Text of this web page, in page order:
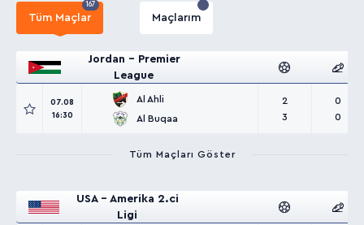
Tüm Maçlar
167
Maçlarım
Jordan - Premier
League
07.08
16:30
Al Ahli
Al Buqaa
2
3
0
0
Tüm Maçları Göster
USA - Amerika 2.ci
Ligi